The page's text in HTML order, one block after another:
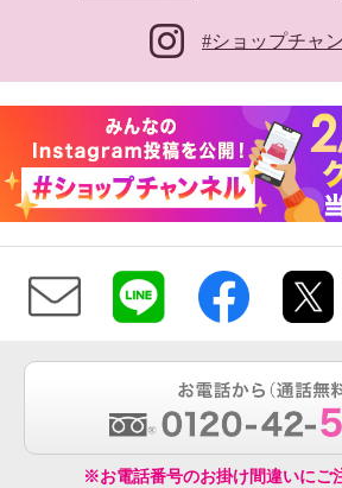
#ショップチャ
※お電話番号のお掛け間違いにご